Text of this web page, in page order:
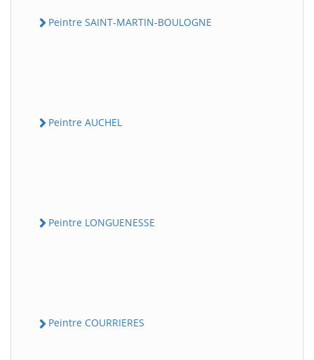
Peintre SAINT-MARTIN-BOULOGNE
Peintre AUCHEL
Peintre LONGUENESSE
Peintre COURRIERES